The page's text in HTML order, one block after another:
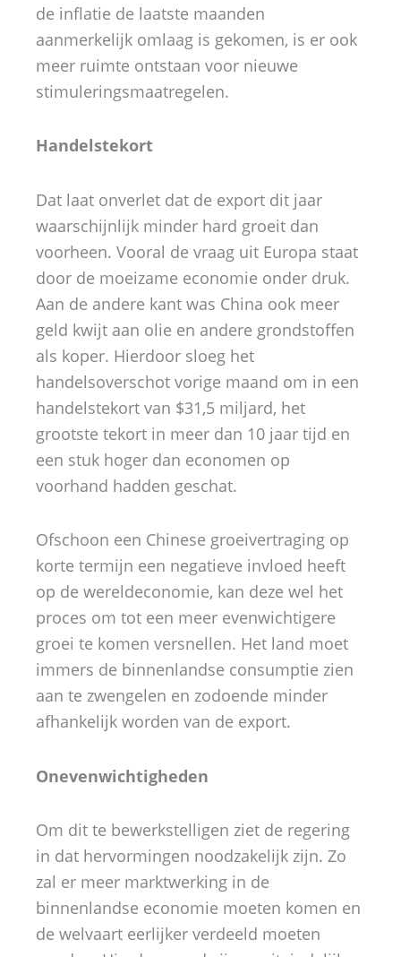
de inflatie de laatste maanden
aanmerkelijk omlaag is gekomen, is er ook
meer ruimte ontstaan voor nieuwe
stimuleringsmaatregelen.
Handelstekort
Dat laat onverlet dat de export dit jaar
waarschijnlijk minder hard groeit dan
voorheen. Vooral de vraag uit Europa staat
door de moeizame economie onder druk.
Aan de andere kant was China ook meer
geld kwijt aan olie en andere grondstoffen
als koper. Hierdoor sloeg het
handelsoverschot vorige maand om in een
handelstekort van $31,5 miljard, het
grootste tekort in meer dan 10 jaar tijd en
een stuk hoger dan economen op
voorhand hadden geschat.
Ofschoon een Chinese groeivertraging op
korte termijn een negatieve invloed heeft
op de wereldeconomie, kan deze wel het
proces om tot een meer evenwichtigere
groei te komen versnellen. Het land moet
immers de binnenlandse consumptie zien
aan te zwengelen en zodoende minder
afhankelijk worden van de export.
Onevenwichtigheden
Om dit te bewerkstelligen ziet de regering
in dat hervormingen noodzakelijk zijn. Zo
zal er meer marktwerking in de
binnenlandse economie moeten komen en
de welvaart eerlijker verdeeld moeten